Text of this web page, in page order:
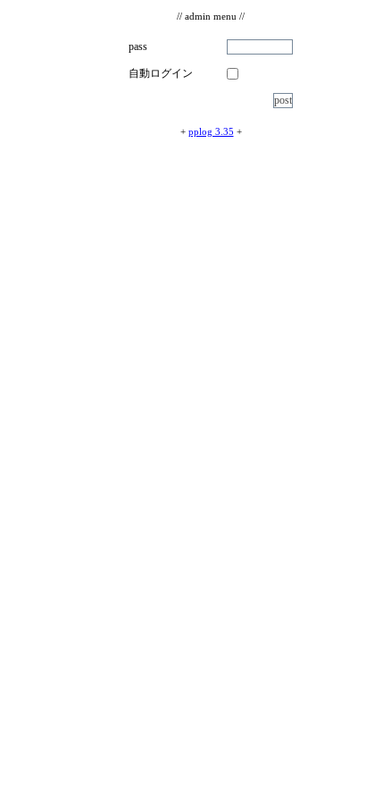
// admin menu //
pass
自動ログイン
+ pplog 3.35 +